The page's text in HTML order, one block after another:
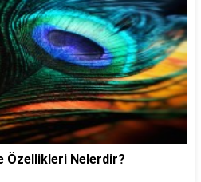
Özellikleri Nelerdir?